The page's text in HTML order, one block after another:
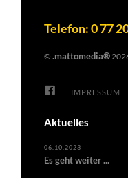
Telefon: 0 77
© .mattomedia®
IMPRESSUM
Aktuelles
06.10.2023
Es geht weiter ...